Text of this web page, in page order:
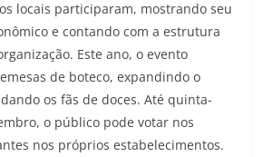
locais participaram, mostrando seu
e contando com a estrutura
Este ano, o evento
de boteco, expandindo o
os fãs de doces. Até quinta-
o público pode votar nos
nos próprios estabelecimentos.